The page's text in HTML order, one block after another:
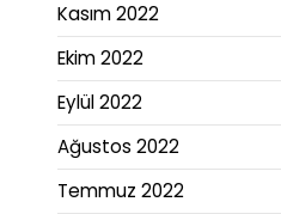
Kasım 2022
Ekim 2022
Eylül 2022
Ağustos 2022
Temmuz 2022